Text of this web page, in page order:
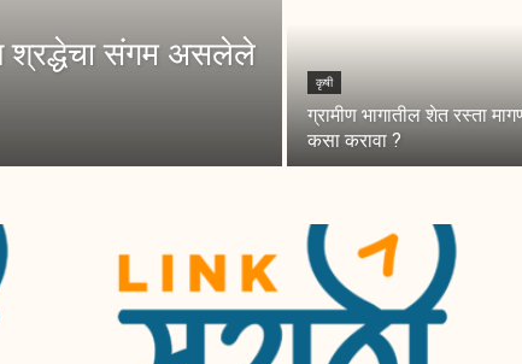
श्रद्धेचा संगम असलेले
कृषी
ग्रामीण भागातील शेत रस्ता
कसा करावा ?